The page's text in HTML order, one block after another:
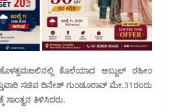
ಕೊಳತ್ತಮಜಲಿನಲ್ಲಿ ಕೊಲೆಯಾದ ಅಬ್ದುಲ್ ರಹೀಂ
ಸಚಿವ ದಿನೇಶ್ ಗುಂಡೂರಾವ್ ಮೇ.31ರಂದು
ಸಾಂತ್ವನ ತಿಳಿಸಿದರು.